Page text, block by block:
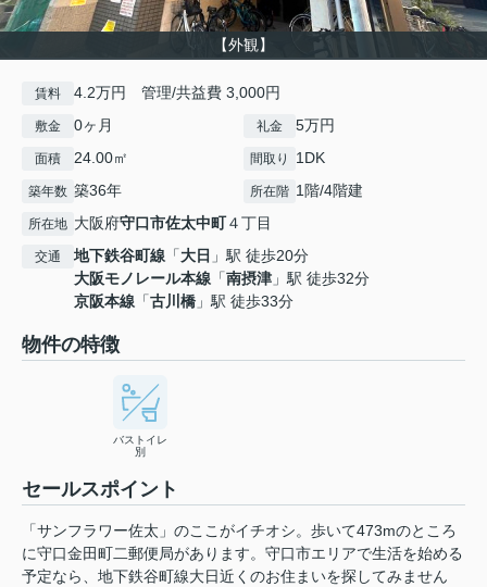
【外観】
賃料 4.2万円 管理/共益費 3,000円
敷金 0ヶ月 礼金 5万円
面積 24.00㎡ 間取り 1DK
築年数 築36年 所在階 1階/4階建
所在地 大阪府守口市佐太中町４丁目
交通 地下鉄谷町線 「大日 」駅 徒歩20分
大阪モノレール本線 「南摂津 」駅 徒歩32分
京阪本線 「古川橋 」駅 徒歩33分
物件の特徴
バストイレ
別
セールスポイント
「サンフラワー佐太」のここがイチオシ。歩いて473mのところ
に守口金田町二郵便局があります。守口市エリアで生活を始める
予定なら、地下鉄谷町線大日近くのお住まいを探してみません